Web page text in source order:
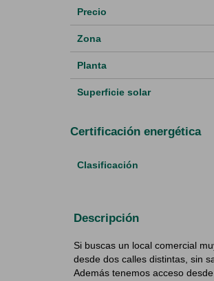
Precio
Zona
Planta
Superficie solar
Certificación energética
Clasificación
Descripción
Si buscas un local comercial
desde dos calles distintas, sin
Además tenemos acceso